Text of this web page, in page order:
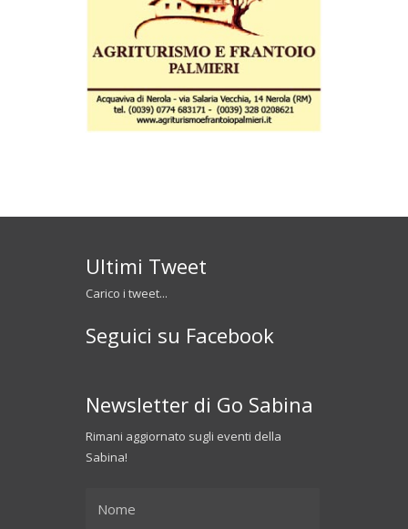
Ultimi Tweet
Carico i tweet...
Seguici su Facebook
Newsletter di Go Sabina
Rimani aggiornato sugli eventi della
Sabina!